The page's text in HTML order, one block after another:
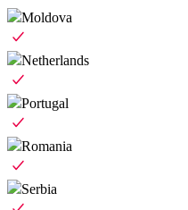
Moldova
Netherlands
Portugal
Romania
Serbia